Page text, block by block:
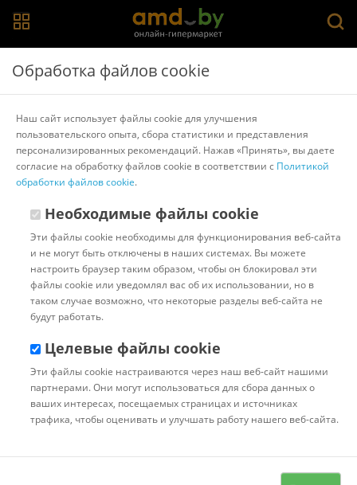
Главная > Каталог товаров Компьютеры
Другие товары TGPC
Обработка файлов cookie
Наш сайт использует файлы cookie для улучшения
пользовательского опыта, сбора статистики и представления
персонализированных рекомендаций. Нажав «Принять», вы даете
согласие на обработку файлов cookie в соответствии с Политикой
обработки файлов cookie.
Необходимые файлы cookie
Эти файлы cookie необходимы для функционирования веб-сайта
и не могут быть отключены в наших системах. Вы можете
настроить браузер таким образом, чтобы он блокировал эти
файлы cookie или уведомлял вас об их использовании, но в
таком случае возможно, что некоторые разделы веб-сайта не
будут работать.
Целевые файлы cookie
Эти файлы cookie настраиваются через наш веб-сайт нашими
партнерами. Они могут использоваться для сбора данных о
ваших интересах, посещаемых страницах и источниках
трафика, чтобы оценивать и улучшать работу нашего веб-сайта.